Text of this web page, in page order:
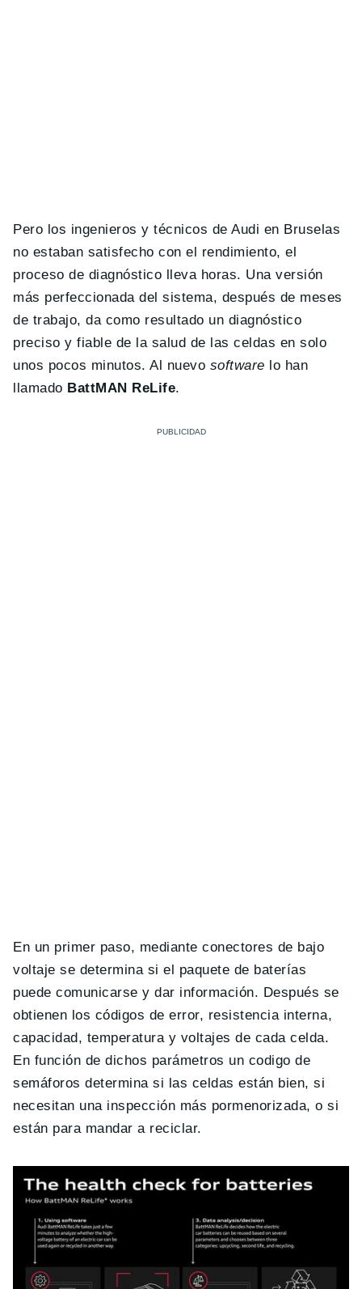
Pero los ingenieros y técnicos de Audi en Bruselas
no estaban satisfecho con el rendimiento, el
proceso de diagnóstico lleva horas. Una versión
más perfeccionada del sistema, después de meses
de trabajo, da como resultado un diagnóstico
preciso y fiable de la salud de las celdas en solo
unos pocos minutos. Al nuevo software lo han
llamado BattMAN ReLife.
En un primer paso, mediante conectores de bajo
voltaje se determina si el paquete de baterías
puede comunicarse y dar información. Después se
obtienen los códigos de error, resistencia interna,
capacidad, temperatura y voltajes de cada celda.
En función de dichos parámetros un codigo de
semáforos determina si las celdas están bien, si
necesitan una inspección más pormenorizada, o si
están para mandar a reciclar.